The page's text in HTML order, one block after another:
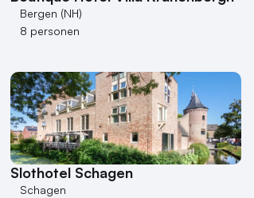
Bergen (NH)
8 personen
Slothotel Schagen
Schagen